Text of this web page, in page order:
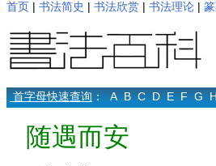
首页 | 书法简史 | 书法欣赏 | 书法理论 |
首字母快速查询： A B C D E F G
随遇而安